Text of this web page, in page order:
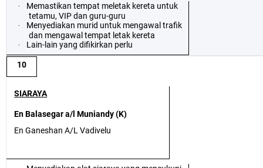
·
Memastikan tempat meletak kereta untuk
tetamu, VIP dan guru-guru
·
Menyediakan murid untuk mengawal trafik
dan mengawal tempat letak kereta
· Lain-lain yang difikirkan perlu
10
SIARAYA
En Balasegar a/l Muniandy (K)
En Ganeshan A/L Vadivelu